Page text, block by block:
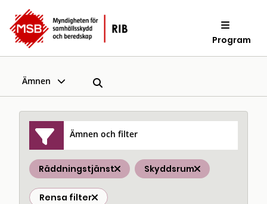
Program
Ämnen
Ämnen och filter
Räddningstjänst Skyddsrum
Rensa filter